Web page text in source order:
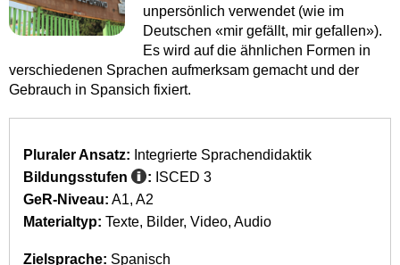
unpersönlich verwendet (wie im
Deutschen «mir gefällt, mir gefallen»).
Es wird auf die ähnlichen Formen in
verschiedenen Sprachen aufmerksam gemacht und der
Gebrauch in Spansich fixiert.
Pluraler Ansatz: Integrierte Sprachendidaktik
Bildungsstufen
: ISCED 3
GeR-Niveau: A1 A2
Materialtyp: Texte Bilder Video Audio
Zielsprache: Spanisch